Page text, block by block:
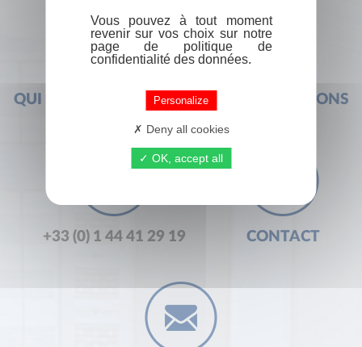
QUI SOMMES-NOUS ?FOIRE AUX QUESTIONS
+33 (0) 1 44 41 29 19 CONTACT
Vous pouvez à tout moment
revenir sur vos choix sur notre
page de politique de
confidentialité des données.
Personalize
Deny all cookies
OK, accept all